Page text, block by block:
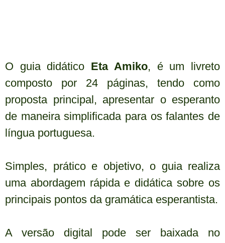
O guia didático Eta Amiko, é um livreto
composto por 24 páginas, tendo como
proposta principal, apresentar o esperanto
de maneira simplificada para os falantes de
língua portuguesa.
Simples, prático e objetivo, o guia realiza
uma abordagem rápida e didática sobre os
principais pontos da gramática esperantista.
A versão digital pode ser baixada no